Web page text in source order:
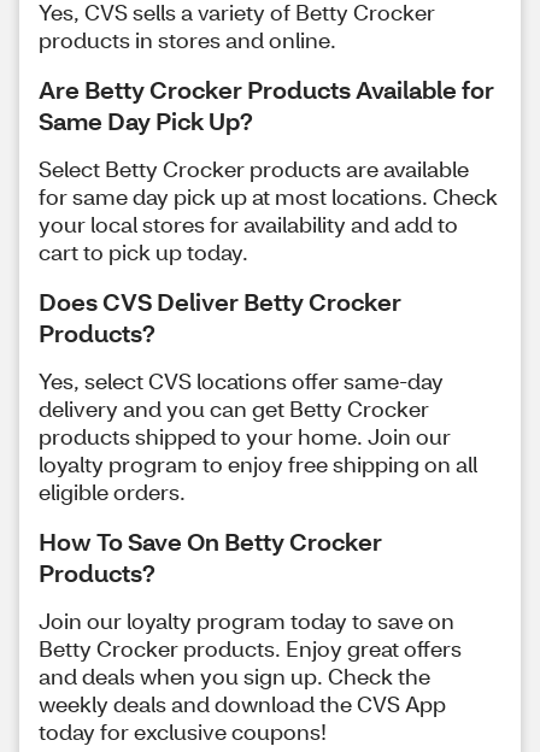
Yes, CVS sells a variety of Betty Crocker
products in stores and online.
Are Betty Crocker Products Available for
Same Day Pick Up?
Select Betty Crocker products are available
for same day pick up at most locations. Check
your local stores for availability and add to
cart to pick up today.
Does CVS Deliver Betty Crocker
Products?
Yes, select CVS locations offer same-day
delivery and you can get Betty Crocker
products shipped to your home. Join our
loyalty program to enjoy free shipping on all
eligible orders.
How To Save On Betty Crocker
Products?
Join our loyalty program today to save on
Betty Crocker products. Enjoy great offers
and deals when you sign up. Check the
weekly deals and download the CVS App
today for exclusive coupons!